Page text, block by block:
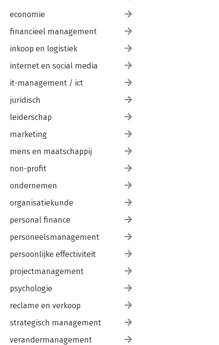
economie
financieel management
inkoop en logistiek
internet en social media
it-management / ict
juridisch
leiderschap
marketing
mens en maatschappij
non-profit
ondernemen
organisatiekunde
personal finance
personeelsmanagement
persoonlijke effectiviteit
projectmanagement
psychologie
reclame en verkoop
strategisch management
verandermanagement